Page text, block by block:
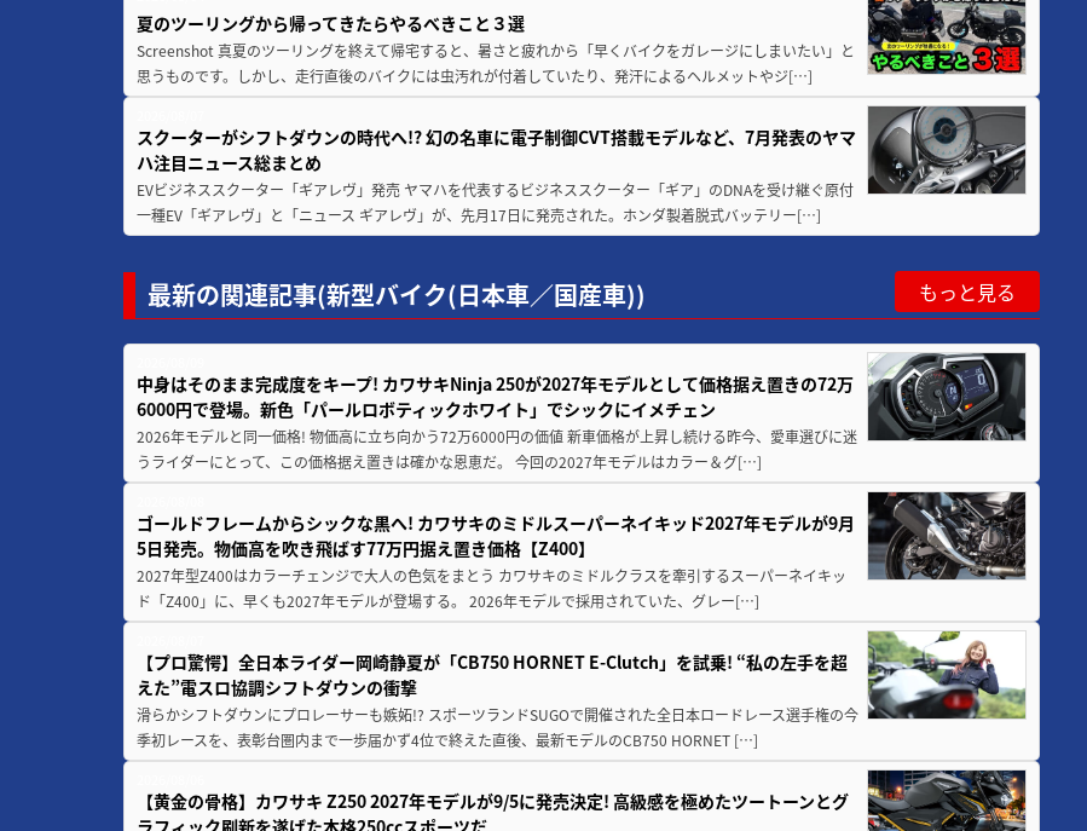
夏のツーリングから帰ってきたらやるべきこと３選
Screenshot 真夏のツーリングを終えて帰宅すると、暑さと疲れから「早くバイクをガレージにしまいたい」と
思うものです。しかし、走行直後のバイクには虫汚れが付着していたり、発汗によるヘルメットやジ[…]
スクーターがシフトダウンの時代へ!? 幻の名車に電子制御CVT搭載モデルなど、7月発表のヤマ
ハ注目ニュース総まとめ
EVビジネススクーター「ギアレヴ」発売 ヤマハを代表するビジネススクーター「ギア」のDNAを受け継ぐ原付
一種EV「ギアレヴ」と「ニュース ギアレヴ」が、先月17日に発売された。ホンダ製着脱式バッテリー[…]
最新の関連記事(新型バイク(日本車／国産車)) もっと見る
中身はそのまま完成度をキープ! カワサキNinja 250が2027年モデルとして価格据え置きの72万
6000円で登場。新色「パールロボティックホワイト」でシックにイメチェン
2026年モデルと同一価格! 物価高に立ち向かう72万6000円の価値 新車価格が上昇し続ける昨今、愛車選びに迷
うライダーにとって、この価格据え置きは確かな恩恵だ。 今回の2027年モデルはカラー＆グ[…]
ゴールドフレームからシックな黒へ! カワサキのミドルスーパーネイキッド2027年モデルが9月
5日発売。物価高を吹き飛ばす77万円据え置き価格【Z400】
2027年型Z400はカラーチェンジで大人の色気をまとう カワサキのミドルクラスを牽引するスーパーネイキッ
ド「Z400」に、早くも2027年モデルが登場する。 2026年モデルで採用されていた、グレー[…]
【プロ驚愕】全日本ライダー岡崎静夏が「CB750 HORNET E-Clutch」を試乗! “私の左手を超
えた”電スロ協調シフトダウンの衝撃
滑らかシフトダウンにプロレーサーも嫉妬!? スポーツランドSUGOで開催された全日本ロードレース選手権の今
季初レースを、表彰台圏内まで一歩届かず4位で終えた直後、最新モデルのCB750 HORNET […]
【黄金の骨格】カワサキ Z250 2027年モデルが9/5に発売決定! 高級感を極めたツートーンとグ
ラフィック刷新を遂げた本格250ccスポーツだ